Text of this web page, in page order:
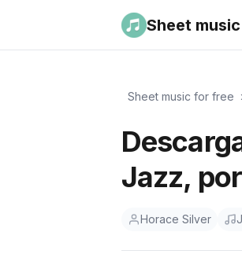
Sheet
Sheet music for free
Jazz,
Horace Silver